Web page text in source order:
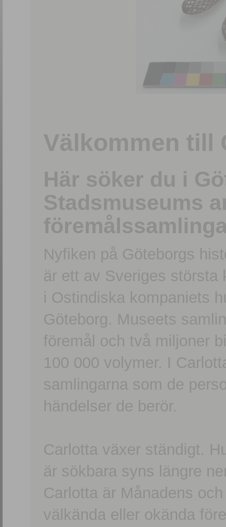
Välkommen till
Här söker du i
Stadsmuseums
Nyfiken på Göteborgs
är ett av Sveriges största
i Ostindiska kompaniets
Göteborg. Museets
föremål och två miljoner
100 000 volymer. I
samlingarna som de
händelser de berör.
Carlotta växer ständigt.
är sökbara syns längre
Carlotta är Månadens
välkända eller okända